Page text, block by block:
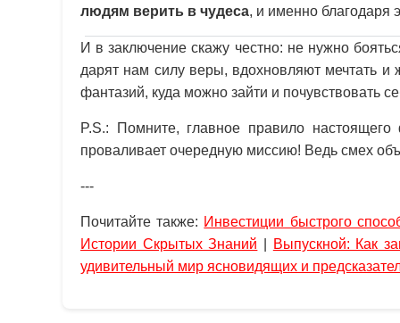
людям верить в чудеса, и именно благодаря
И в заключение скажу честно: не нужно
дарят нам силу веры, вдохновляют мечтать и
фантазий, куда можно зайти и почувствовать
P.S.: Помните, главное правило
проваливает очередную миссию! Ведь смех
---
Почитайте также: Инвестиции быстрого
Истории Скрытых Знаний
Выпускной: Как
удивительный мир ясновидящих и